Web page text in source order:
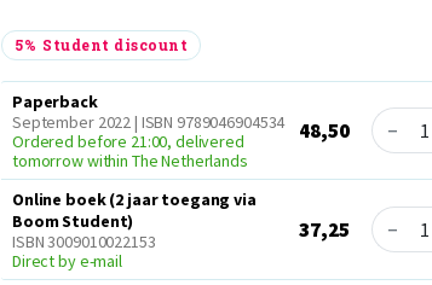
5% Student discount
Paperback
September 2022 | ISBN 9789046904534
Ordered before 21:00, delivered
tomorrow within The Netherlands
48,50 Quantity
−
Online boek (2 jaar toegang via
Boom Student)
ISBN 3009010022153
Direct by e-mail
37,25 Quantity
−